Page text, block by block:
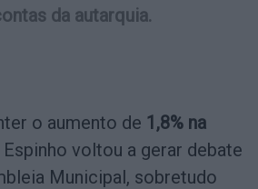
da autarquia.
o aumento de 1,8% na
Espinho voltou a gerar debate
Municipal, sobretudo